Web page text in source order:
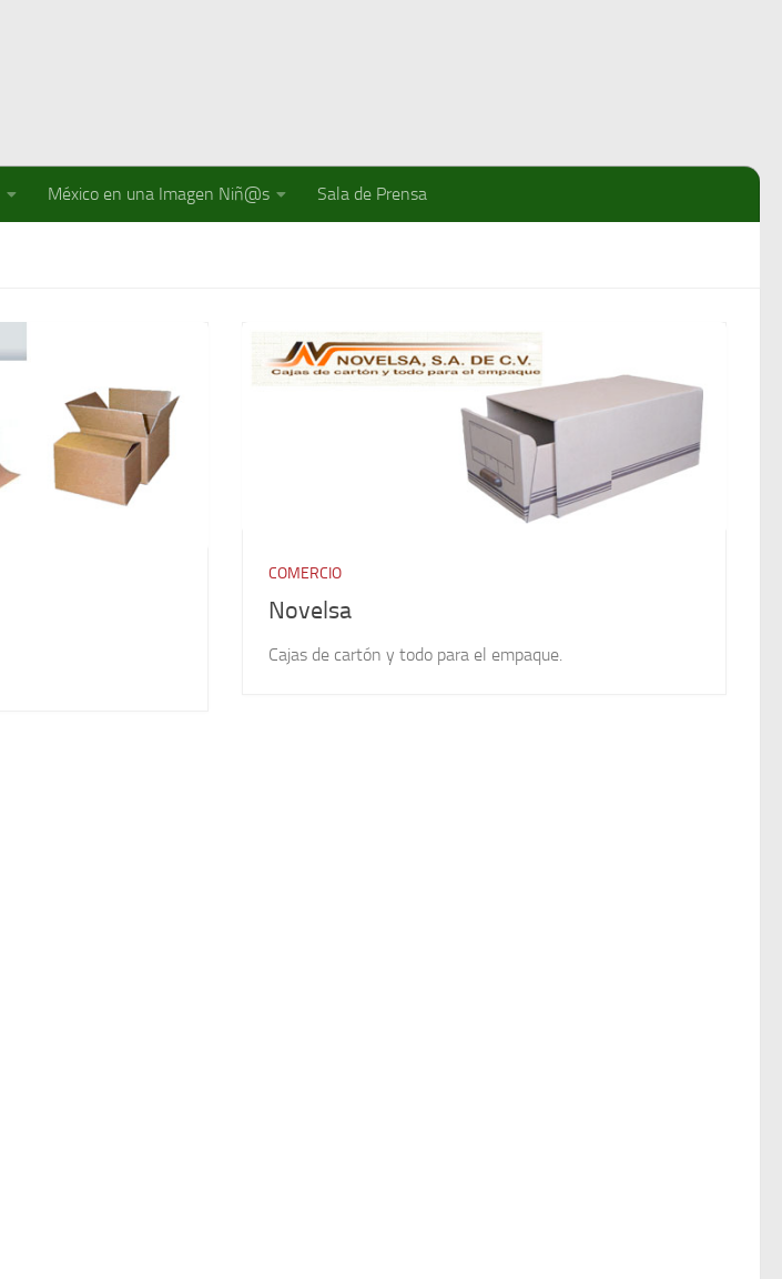
México en una Imagen Niñ@s Sala de Prensa
COMERCIO
Novelsa
Cajas de cartón y todo para el empaque.